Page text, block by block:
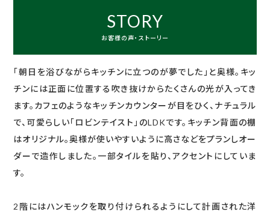
STORY
お客様の声・ストーリー
「朝日を浴びながらキッチンに立つのが夢でした」と奥様。キッ
チンには正面に位置する吹き抜けからたくさんの光が入ってき
ます。カフェのようなキッチンカウンターが目をひく、ナチュラル
で、可愛らしい「ロビンテイスト」のLDKです。キッチン背面の棚
はオリジナル。奥様が使いやすいように高さなどをプランしオー
ダーで造作しました。一部タイルを貼り、アクセントにしていま
す。
2階にはハンモックを取り付けられるようにして計画された洋